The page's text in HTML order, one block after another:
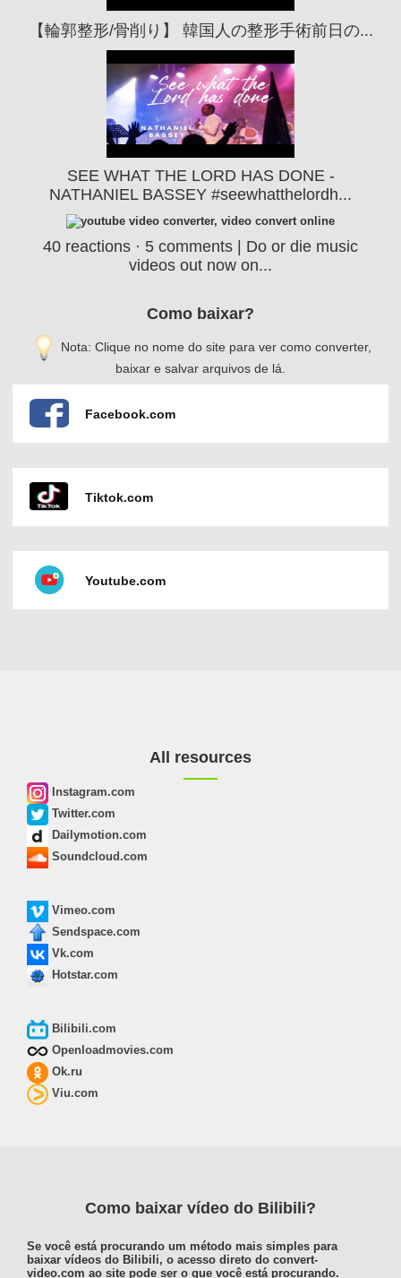
【輪郭整形/骨削り】 韓国人の整形手術前日の...
SEE WHAT THE LORD HAS DONE -
NATHANIEL BASSEY #seewhatthelordh...
40 reactions · 5 comments | Do or die music
videos out now on...
Como baixar?
Nota: Clique no nome do site para ver como converter,
baixar e salvar arquivos de lá.
Facebook.com
Tiktok.com
Youtube.com
All resources
Instagram.com
Twitter.com
Dailymotion.com
Soundcloud.com
Vimeo.com
Sendspace.com
Vk.com
Hotstar.com
Bilibili.com
Openloadmovies.com
Ok.ru
Viu.com
Como baixar vídeo do Bilibili?
Se você está procurando um método mais simples para
baixar vídeos do Bilibili, o acesso direto do convert-
video.com ao site pode ser o que você está procurando.